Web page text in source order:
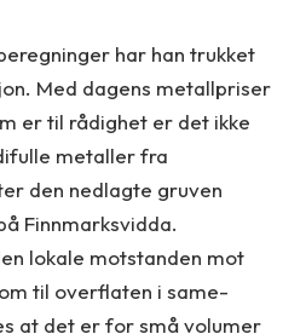
har han trukket
Med dagens metallpriser
er til rådighet er det ikke
metaller fra
den nedlagte gruven
Finnmarksvidda.
lokale motstanden mot
til overflaten i same-
at det er for små volumer